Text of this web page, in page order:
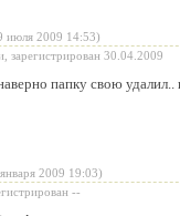
июля 2009 14:53)
зарегистрирован 30.04.2009
папку свою удалил..
2009 19:03)
--